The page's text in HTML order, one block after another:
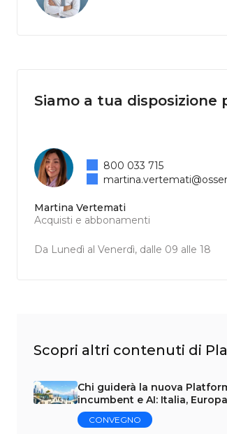
Siamo a tua disposizione
Martina Vertemati
Acquisti e abbonamenti
Da Lunedì al Venerdì, dalle 09 alle 18
800 033 715
Scopri altri contenuti di
Chi guiderà la nuova
incumbent e AI: Italia,
CONVEGNO